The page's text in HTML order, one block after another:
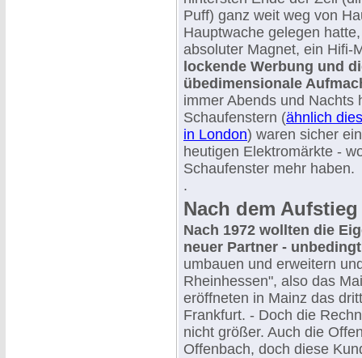
Puff) ganz weit weg von
Hauptwache gelegen
absoluter Magnet, ein Hifi-
lockende Werbung und
übedimensionale
immer Abends und Nachts
Schaufenstern (ähnlich
in London) waren sicher
heutigen Elektromärkte -
Schaufenster mehr haben.
.
Nach dem
Nach 1972 wollten die
neuer Partner - unbedingt
umbauen und erweitern
Rheinhessen", also das
eröffneten in Mainz das
Frankfurt. - Doch die
nicht größer. Auch die
Offenbach, doch diese